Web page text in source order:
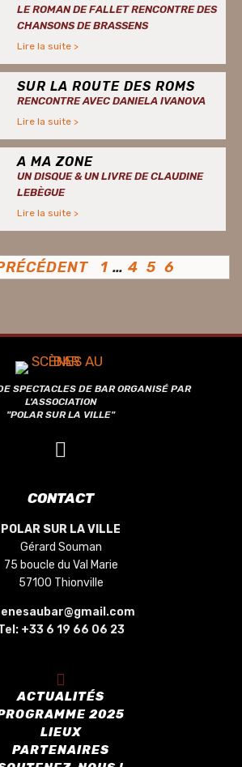
LE ROMAN DE FALLET RENCONTRE DES
CHANSONS DE BRASSENS
Lire la suite >
SUR LA ROUTE DES ROMS
RENCONTRE AVEC DANIELA IVANOVA
Lire la suite >
A MA ZONE
UN DISQUE & UN LIVRE DE CLAUDINE
LEBÈGUE
Lire la suite >
1 … 4 5 6
SPECTACLES DE BAR ORGANISÉ PAR
L'ASSOCIATION
"POLAR SUR LA VILLE"
CONTACT
POLAR SUR LA VILLE
Gérard Souman
75 boucle du Val Marie
57100 Thionville
+33 6 19 66 06 23
ACTUALITÉS
2025
LIEUX
PARTENAIRES